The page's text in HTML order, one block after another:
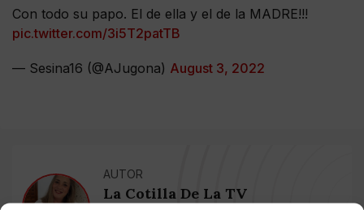
Con todo su papo. El de ella y el de la MADRE!!!
pic.twitter.com/3i5T2patTB
— Sesina16 (@AJugona) August 3, 2022
AUTOR
La Cotilla De La TV